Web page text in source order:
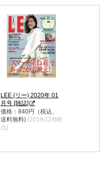
LEE (リー) 2020年 01
月号 [雑誌]
価格：840円（税込、
送料無料) (2019/12/6時
点)